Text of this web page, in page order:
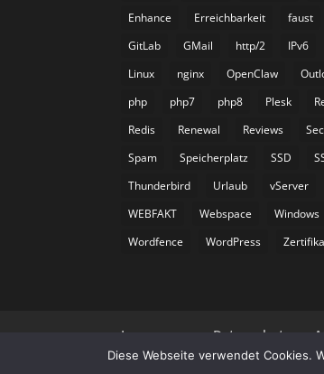
Enhance
Erreichbarkeit faust
GitLab
GMail http/2 IPv6
Linux
nginx OpenClaw
php
php7 php8 Plesk
Redis
Renewal Reviews
Spam
Speicherplatz SSD
Thunderbird
Urlaub vServer
WEBFAKT
Webspace
Windows
Wordfence
WordPress
Impressum Datenschutz
Diese Webseite verwendet Cookies.